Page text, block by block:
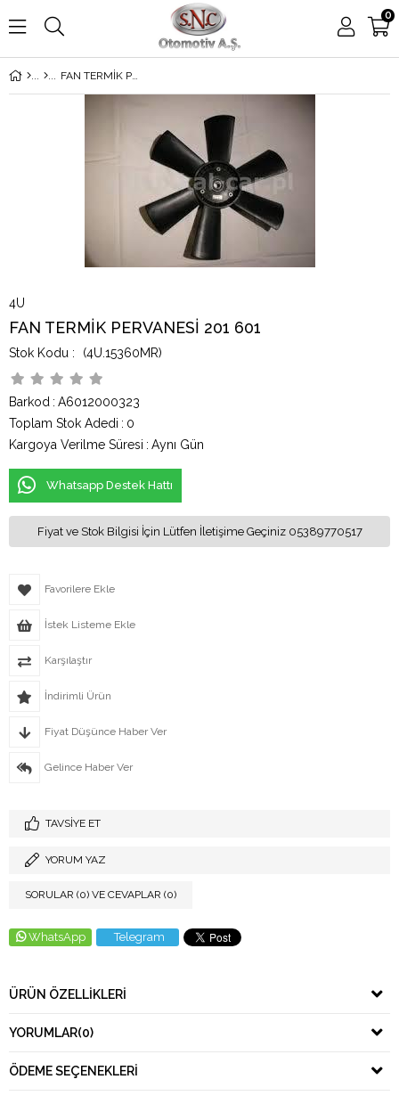
0
FAN TERMİK PERVANESİ 201 601
4U
FAN TERMİK PERVANESİ 201 601
(4U.15360MR)
Barkod : A6012000323
Toplam Stok Adedi : 0
Kargoya Verilme Süresi : Aynı Gün
Whatsapp Destek Hattı
Fiyat ve Stok Bilgisi İçin Lütfen İletişime Geçiniz 05389770517
Favorilere Ekle
İstek Listeme Ekle
Karşılaştır
İndirimli Ürün
Fiyat Düşünce Haber Ver
Gelince Haber Ver
TAVSIYE ET
YORUM YAZ
SORULAR (0) VE CEVAPLAR (0)
WhatsApp Telegram
ÜRÜN ÖZELLIKLERI
YORUMLAR(0)
ÖDEME SEÇENEKLERI